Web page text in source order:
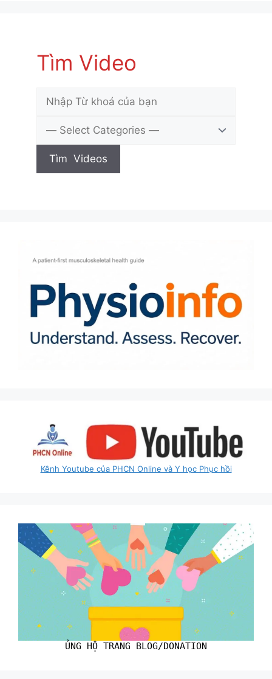
Tìm Video
Kênh Youtube của PHCN Online và Y học Phục hồi
ỦNG HỘ TRANG BLOG/DONATION